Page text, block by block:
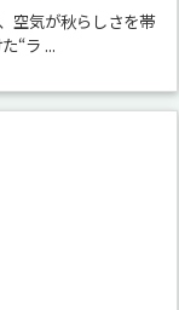
空気が秋らしさを帯
“ラ ...